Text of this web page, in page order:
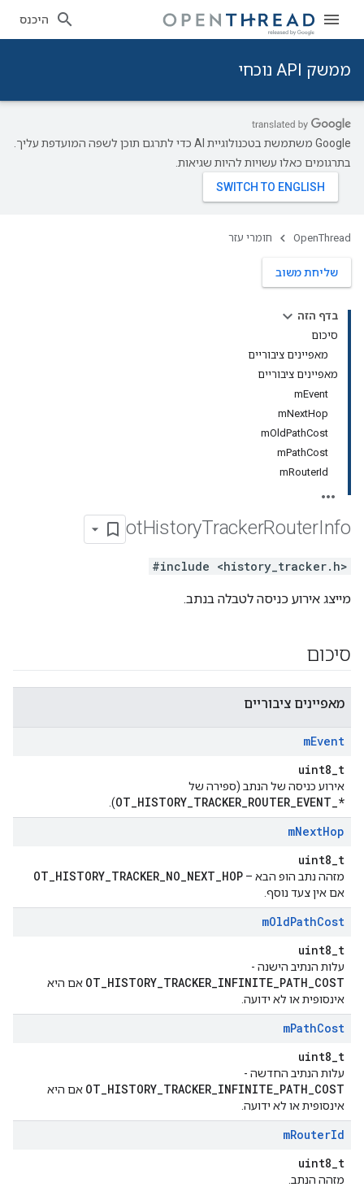
היכנס
ממשק API נוכחי
‫Google משתמשת בטכנולוגיית AI כדי לתרגם תוכן לשפה המועדפת עליך.
בתרגומים כאלו עשויות להיות שגיאות.
OpenThread חומרי עזר
שליחת משוב
בדף הזה
סיכום
מאפיינים ציבוריים
מאפיינים ציבוריים
mEvent
mNextHop
mOldPathCost
mPathCost
mRouterId
otHistoryTrackerRouterInfo
#include <history_tracker.h>
מייצג אירוע כניסה לטבלה בנתב.
סיכום
מאפיינים ציבוריים
mEvent
uint8_t
אירוע כניסה של הנתב (ספירה של
OT_HISTORY_TRACKER_ROUTER_EVENT_*
).
mNextHop
uint8_t
מזהה נתב הופ הבא – OT_HISTORY_TRACKER_NO_NEXT_HOP
אם אין צעד נוסף.
mOldPathCost
uint8_t
עלות הנתיב הישנה -
OT_HISTORY_TRACKER_INFINITE_PATH_COST אם היא
אינסופית או לא ידועה.
mPathCost
uint8_t
עלות הנתיב החדשה -
OT_HISTORY_TRACKER_INFINITE_PATH_COST אם היא
אינסופית או לא ידועה.
mRouterId
uint8_t
מזהה הנתב.